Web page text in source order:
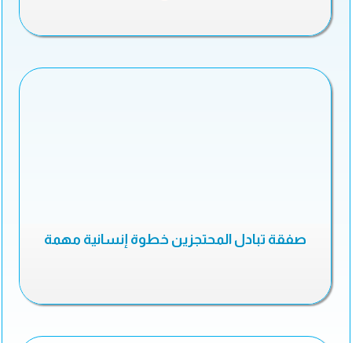
صفقة تبادل المحتجزين خطوة إنسانية مهمة